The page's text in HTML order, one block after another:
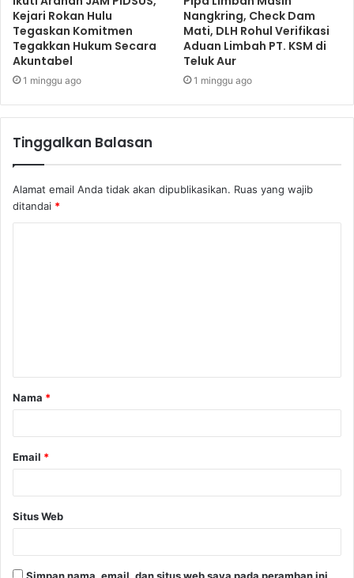
Kejari Rokan Hulu
Tegaskan Komitmen
Tegakkan Hukum Secara
Akuntabel
1 minggu ago
Nangkring, Check Dam
Mati, DLH Rohul Verifikasi
Aduan Limbah PT. KSM di
Teluk Aur
1 minggu ago
Tinggalkan Balasan
Alamat email Anda tidak akan dipublikasikan. Ruas yang wajib
ditandai *
Nama *
Email *
Situs Web